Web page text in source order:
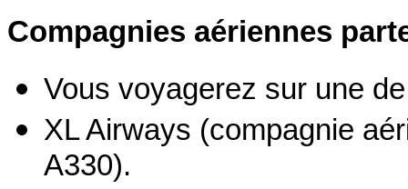
Compagnies aériennes
Vous voyagerez sur une
XL Airways (compagnie
A330).